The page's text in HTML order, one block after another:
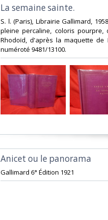
‎La semaine sainte. ‎
‎S. l. (Paris), Librairie Gallimard,
pleine percaline, coloris
Rhodoïd, d'après la maquette de
numéroté 9481/13100.‎
‎Anicet ou le panorama‎
‎Gallimard 6° Édition 1921‎